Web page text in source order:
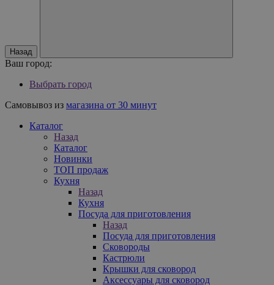
Назад
Ваш город:
Выбрать город
Самовывоз из магазина от 30 минут
Каталог
Назад
Каталог
Новинки
ТОП продаж
Кухня
Назад
Кухня
Посуда для приготовления
Назад
Посуда для приготовления
Сковороды
Кастрюли
Крышки для сковород
Аксессуары для сковород